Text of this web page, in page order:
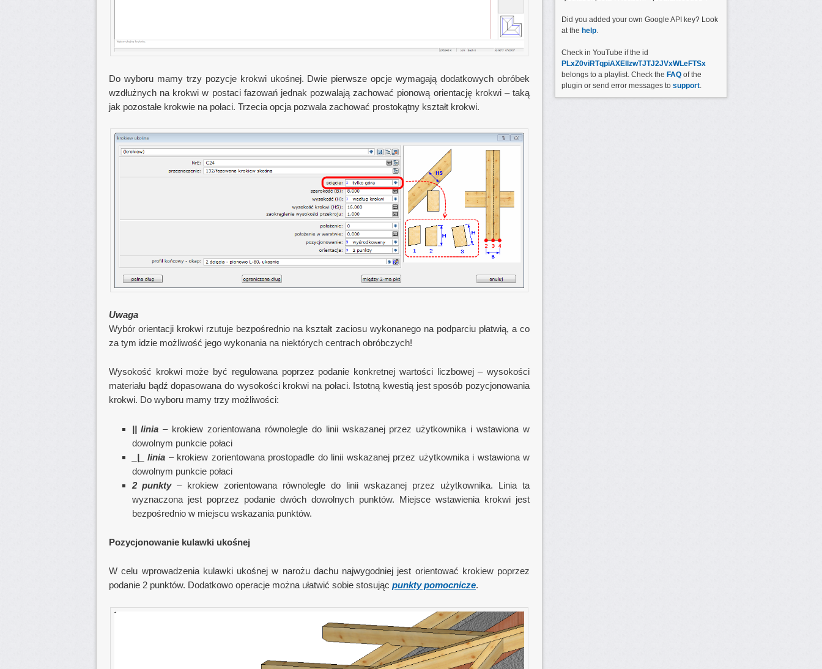
Do wyboru mamy trzy pozycje krokwi ukośnej. Dwie pierwsze opcje wymagają dodatkowych obróbek
wzdłużnych na krokwi w postaci fazowań jednak pozwalają zachować pionową orientację krokwi – taką
jak pozostałe krokwie na połaci. Trzecia opcja pozwala zachować prostokątny kształt krokwi.
Uwaga
Wybór orientacji krokwi rzutuje bezpośrednio na kształt zaciosu wykonanego na podparciu płatwią, a co
za tym idzie możliwość jego wykonania na niektórych centrach obróbczych!
Wysokość krokwi może być regulowana poprzez podanie konkretnej wartości liczbowej – wysokości
materiału bądź dopasowana do wysokości krokwi na połaci. Istotną kwestią jest sposób pozycjonowania
krokwi. Do wyboru mamy trzy możliwości:
|| linia – krokiew zorientowana równolegle do linii wskazanej przez użytkownika i wstawiona w
dowolnym punkcie połaci
_|_ linia – krokiew zorientowana prostopadle do linii wskazanej przez użytkownika i wstawiona w
dowolnym punkcie połaci
2 punkty– krokiew zorientowana równolegle do linii wskazanej przez użytkownika. Linia ta
wyznaczona jest poprzez podanie dwóch dowolnych punktów. Miejsce wstawienia krokwi jest
bezpośrednio w miejscu wskazania punktów.
Pozycjonowanie kulawki ukośnej
W celu wprowadzenia kulawki ukośnej w narożu dachu najwygodniej jest orientować krokiew poprzez
podanie 2 punktów. Dodatkowo operacje można ułatwić sobie stosując punkty pomocnicze.
Did you added your own Google API key? Look
at the help.
Check in YouTube if the id
PLxZ0viRTqpiAXEllzwTJTJ2JVxWLeFTSx
belongs to a playlist. Check the FAQ of the
plugin or send error messages to support.